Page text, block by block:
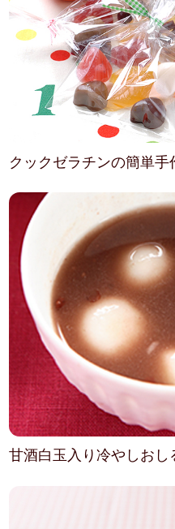
クックゼラチンの簡単手
甘酒白玉入り冷やしおし